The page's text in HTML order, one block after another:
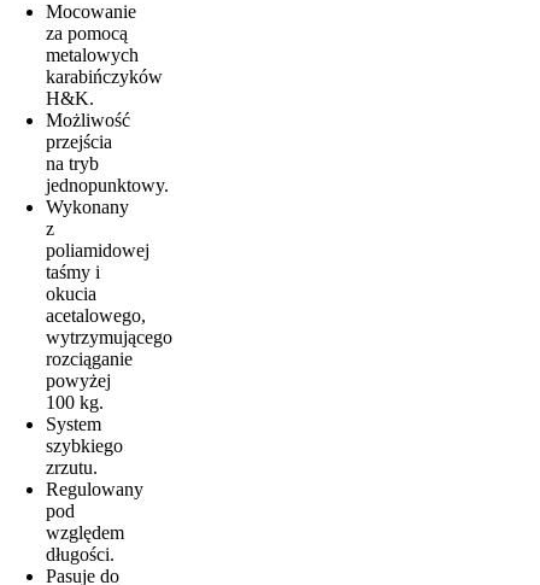
Mocowanie
za pomocą
metalowych
karabińczyków
H&K.
Możliwość
przejścia
na tryb
jednopunktowy.
Wykonany
z
poliamidowej
taśmy i
okucia
acetalowego,
wytrzymującego
rozciąganie
powyżej
100 kg.
System
szybkiego
zrzutu.
Regulowany
pod
względem
długości.
Pasuje do